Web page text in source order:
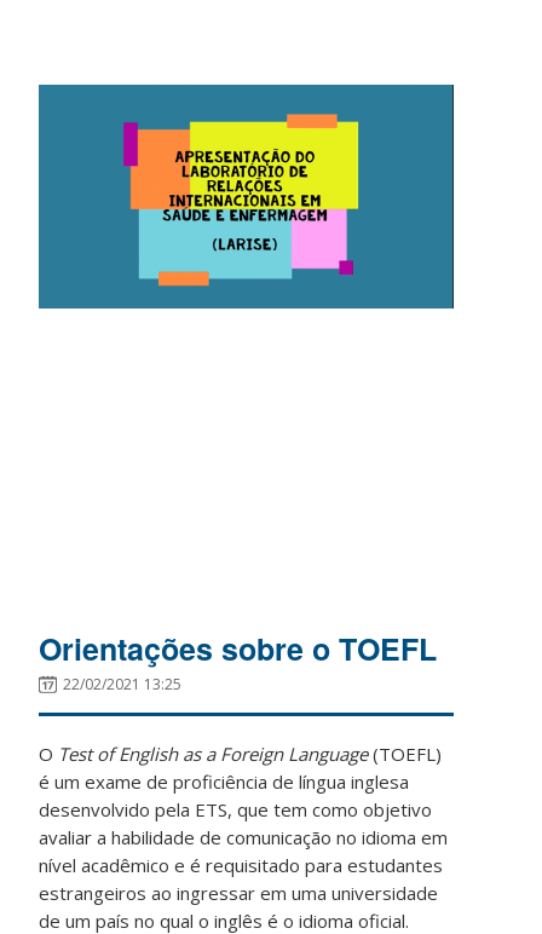
Orientações sobre o TOEFL
22/02/2021 13:25
O Test of English as a Foreign Language(TOEFL)
é um exame de proficiência de língua inglesa
desenvolvido pela ETS, que tem como objetivo
avaliar a habilidade de comunicação no idioma em
nível acadêmico e é requisitado para estudantes
estrangeiros ao ingressar em uma universidade
de um país no qual o inglês é o idioma oficial.